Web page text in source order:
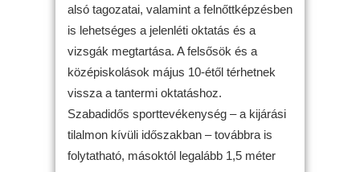
alsó tagozatai, valamint a felnőttképzésben
is lehetséges a jelenléti oktatás és a
vizsgák megtartása. A felsősök és a
középiskolások május 10-étől térhetnek
vissza a tantermi oktatáshoz.
Szabadidős sporttevékenység – a kijárási
tilalmon kívüli időszakban – továbbra is
folytatható, másoktól legalább 1,5 méter